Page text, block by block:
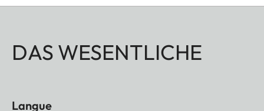
DAS WESENTLICHE
Langue